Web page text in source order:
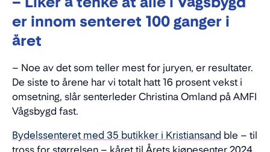
er innom senteret 100 ganger i
året
– Noe av det som teller mest for juryen, er resultater.
De siste to årene har vi totalt hatt 16 prosent vekst i
omsetning, slår senterleder Christina Omland på AMFI
Vågsbygd fast.
Bydelssenteret med 35 butikker i Kristiansand ble – til